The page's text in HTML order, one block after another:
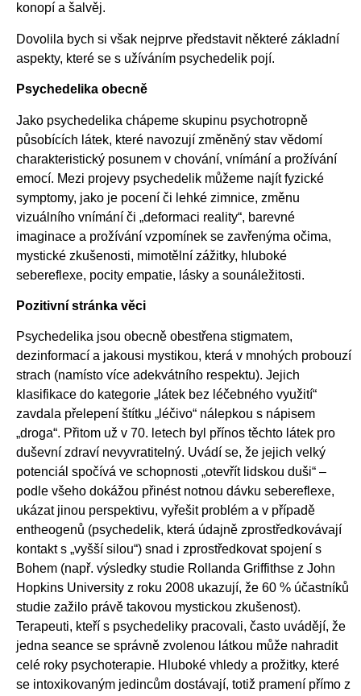
konopí a šalvěj.
Dovolila bych si však nejprve představit některé základní
aspekty, které se s užíváním psychedelik pojí.
Psychedelika obecně
Jako psychedelika chápeme skupinu psychotropně
působících látek, které navozují změněný stav vědomí
charakteristický posunem v chování, vnímání a prožívání
emocí. Mezi projevy psychedelik můžeme najít fyzické
symptomy, jako je pocení či lehké zimnice, změnu
vizuálního vnímání či „deformaci reality“, barevné
imaginace a prožívání vzpomínek se zavřenýma očima,
mystické zkušenosti, mimotělní zážitky, hluboké
sebereflexe, pocity empatie, lásky a sounáležitosti.
Pozitivní stránka věci
Psychedelika jsou obecně obestřena stigmatem,
dezinformací a jakousi mystikou, která v mnohých probouzí
strach (namísto více adekvátního respektu). Jejich
klasifikace do kategorie „látek bez léčebného využití“
zavdala přelepení štítku „léčivo“ nálepkou s nápisem
„droga“. Přitom už v 70. letech byl přínos těchto látek pro
duševní zdraví nevyvratitelný. Uvádí se, že jejich velký
potenciál spočívá ve schopnosti „otevřít lidskou duši“ –
podle všeho dokážou přinést notnou dávku sebereflexe,
ukázat jinou perspektivu, vyřešit problém a v případě
entheogenů (psychedelik, která údajně zprostředkovávají
kontakt s „vyšší silou“) snad i zprostředkovat spojení s
Bohem (např. výsledky studie Rollanda Griffithse z John
Hopkins University z roku 2008 ukazují, že 60 % účastníků
studie zažilo právě takovou mystickou zkušenost).
Terapeuti, kteří s psychedeliky pracovali, často uvádějí, že
jedna seance se správně zvolenou látkou může nahradit
celé roky psychoterapie. Hluboké vhledy a prožitky, které
se intoxikovaným jedincům dostávají, totiž pramení přímo z